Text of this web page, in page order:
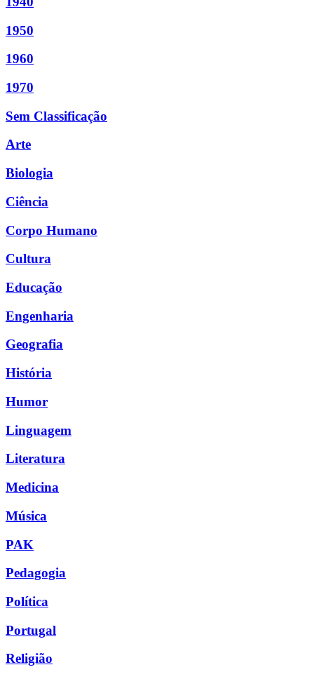
1950
1960
1970
Sem Classificação
Arte
Biologia
Ciência
Corpo Humano
Cultura
Educação
Engenharia
Geografia
História
Humor
Linguagem
Literatura
Medicina
Música
PAK
Pedagogia
Política
Portugal
Religião